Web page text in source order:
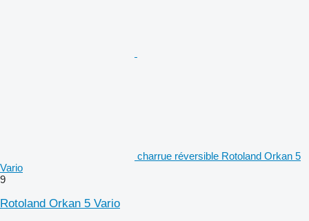
charrue réversible Rotoland Orkan 5
Vario
9
Rotoland Orkan 5 Vario